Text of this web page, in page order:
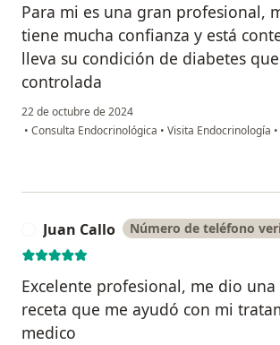
Para mi es una gran profesional,
tiene mucha confianza y está
lleva su condición de diabetes
controlada
22 de octubre de 2024
• Consulta Endocrinológica • Visita Endocrinología •
Juan Callo Número de teléfono
Excelente profesional, me dio
receta que me ayudó con mi
medico